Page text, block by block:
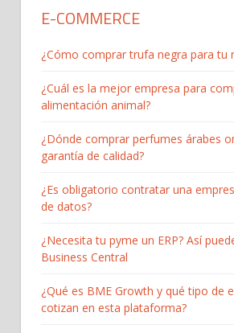
E-COMMERCE
¿Cómo comprar trufa negra para tu
¿Cuál es la mejor empresa para
alimentación animal?
¿Dónde comprar perfumes árabes
garantía de calidad?
¿Es obligatorio contratar una
de datos?
¿Necesita tu pyme un ERP? Así
Business Central
¿Qué es BME Growth y qué tipo de
cotizan en esta plataforma?